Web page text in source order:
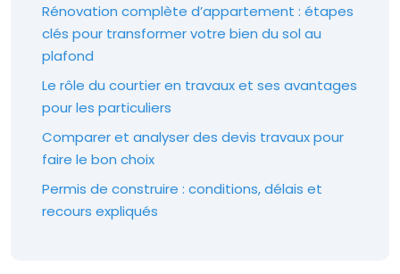
Rénovation complète d’appartement : étapes
clés pour transformer votre bien du sol au
plafond
Le rôle du courtier en travaux et ses avantages
pour les particuliers
Comparer et analyser des devis travaux pour
faire le bon choix
Permis de construire : conditions, délais et
recours expliqués